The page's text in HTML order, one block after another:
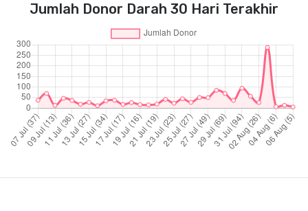
Jumlah Donor Darah 30 Hari Terakhir